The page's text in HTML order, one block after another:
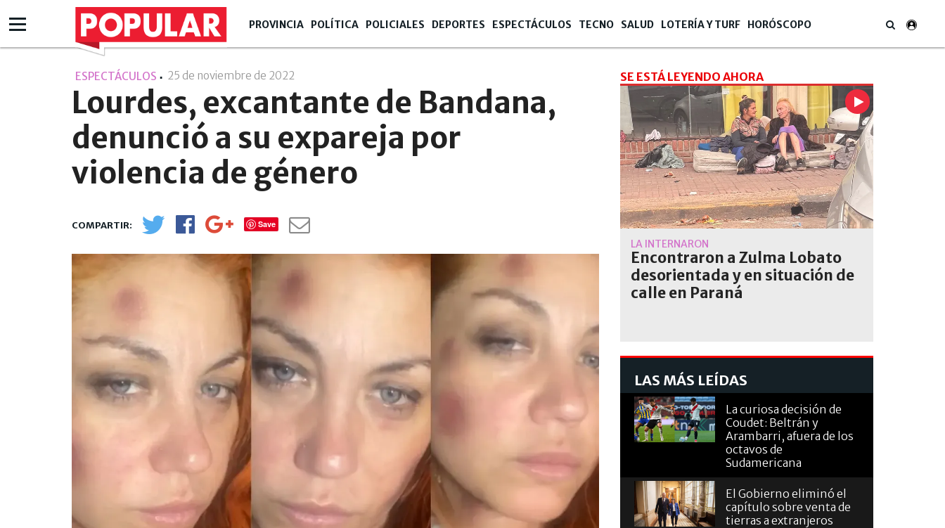
PROVINCIA POLÍTICA POLICIALES DEPORTES ESPECTÁCULOS TECNO SALUD LOTERÍA Y TURF HORÓSCOPO
ESPECTÁCULOS 25 de noviembre de 2022
Lourdes, excantante de Bandana,
denunció a su expareja por
violencia de género
Save
SE ESTÁ LEYENDO AHORA
LA INTERNARON
Encontraron a Zulma Lobato
desorientada y en situación de
calle en Paraná
LAS MÁS LEÍDAS
La curiosa decisión de
Coudet: Beltrán y
Arambarri, afuera de los
octavos de
Sudamericana
El Gobierno eliminó el
capítulo sobre venta de
tierras a extranjeros